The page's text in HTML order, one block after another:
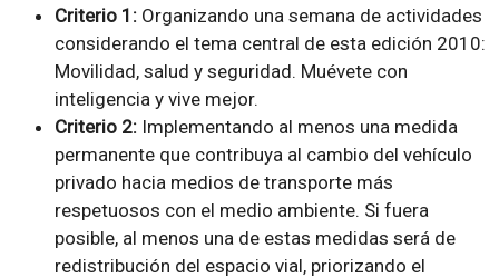
Criterio 1:Organizando una semana de actividades
considerando el tema central de esta edición 2010:
Movilidad, salud y seguridad. Muévete con
inteligencia y vive mejor.
Criterio 2:Implementando al menos una medida
permanente que contribuya al cambio del vehículo
privado hacia medios de transporte más
respetuosos con el medio ambiente. Si fuera
posible, al menos una de estas medidas será de
redistribución del espacio vial, priorizando el